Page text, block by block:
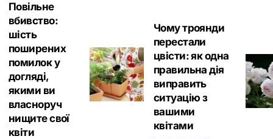
Повільне
вбивство:
шість
поширених
помилок у
догляді,
якими ви
власноруч
нищите свої
квіти
Чому троянди
перестали
цвісти: як одна
правильна дія
виправить
ситуацію з
вашими
квітами